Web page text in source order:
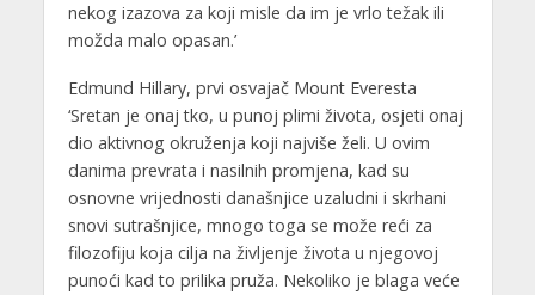
nekog izazova za koji misle da im je vrlo težak ili
možda malo opasan.’
Edmund Hillary, prvi osvajač Mount Everesta
‘Sretan je onaj tko, u punoj plimi života, osjeti onaj
dio aktivnog okruženja koji najviše želi. U ovim
danima prevrata i nasilnih promjena, kad su
osnovne vrijednosti današnjice uzaludni i skrhani
snovi sutrašnjice, mnogo toga se može reći za
filozofiju koja cilja na življenje života u njegovoj
punoći kad to prilika pruža. Nekoliko je blaga veće